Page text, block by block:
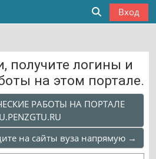
Изменить
Вход
получите логины и
на этом портале.
РАБОТЫ НА ПОРТАЛЕ
на сайты вуза напрямую →